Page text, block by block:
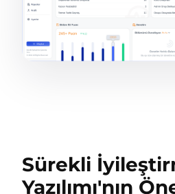
Sürekli
Yazılımı'nın